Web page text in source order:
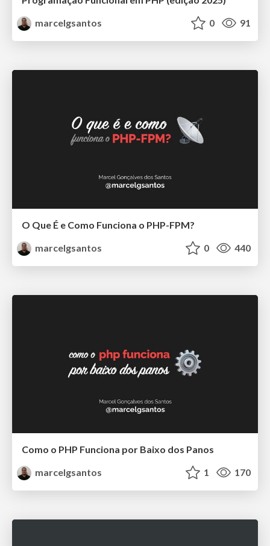
marcelgsantos
0 91
O Que É e Como Funciona o PHP-FPM?
marcelgsantos
0 440
Como o PHP Funciona por Baixo dos Panos
marcelgsantos
1 170